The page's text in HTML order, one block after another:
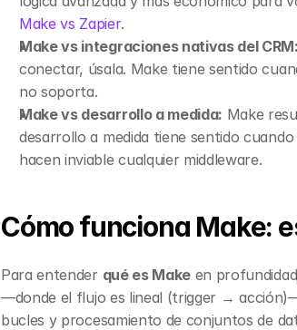
Make vs Zapier.
Make vs integraciones nativas del CRM:
conectar, úsala. Make tiene sentido
no soporta.
Make vs desarrollo a medida: Make
desarrollo a medida tiene sentido
hacen inviable cualquier middleware.
Cómo funciona Make:
Para entender qué es Make en
—donde el flujo es lineal (trigger →
bucles y procesamiento de conjuntos de